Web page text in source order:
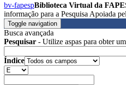
bv-fapespBiblioteca Virtual da
informação para a Pesquisa Apoiada
Toggle navigation
Busca avançada
Pesquisar - Utilize aspas para obter
Índice